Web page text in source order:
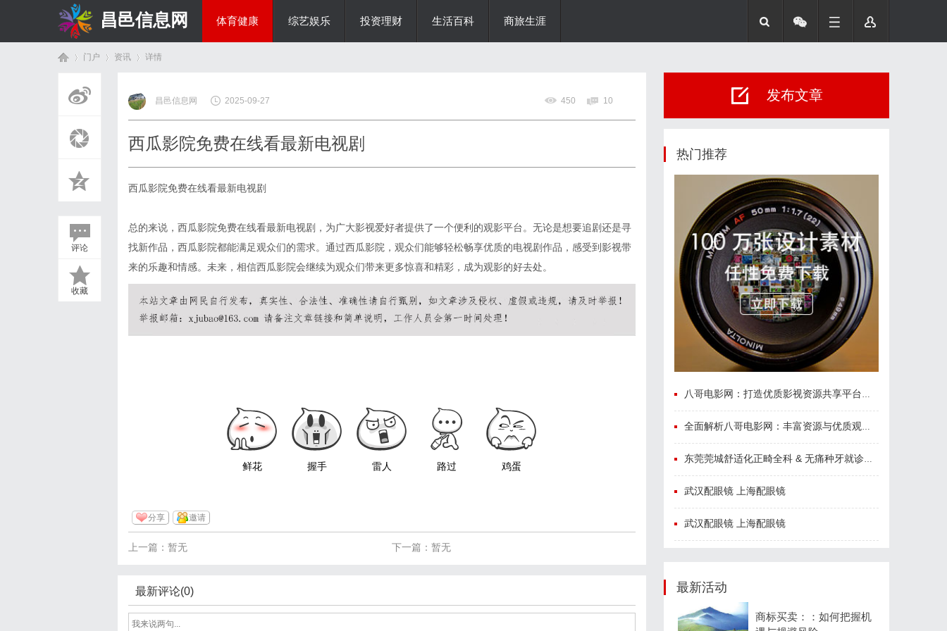
昌邑信息网 体育健康 综艺娱乐 投资理财 生活百科 商旅生涯
门户 资讯
›
详情
评论
收藏
昌邑信息网 2025-09-27 450 10
西瓜影院免费在线看最新电视剧
西瓜影院免费在线看最新电视剧
总的来说，西瓜影院免费在线看最新电视剧，为广大影视爱好者提供了一个便利的观影平台。无论是想要追剧还是寻
找新作品，西瓜影院都能满足观众们的需求。通过西瓜影院，观众们能够轻松畅享优质的电视剧作品，感受到影视带
来的乐趣和情感。未来，相信西瓜影院会继续为观众们带来更多惊喜和精彩，成为观影的好去处。
鲜花 握手 雷人 路过 鸡蛋
分享 邀请
下一篇：暂无
上一篇：暂无
最新评论(0)
发布文章
热门推荐
八哥电影网：打造优质影视资源共享平台的创新之路
全面解析八哥电影网：丰富资源与优质观影体验的终极指南
东莞莞城舒适化正畸全科 & 无痛种牙就诊避坑攻略
武汉配眼镜 上海配眼镜
武汉配眼镜 上海配眼镜
最新活动
商标买卖：：如何把握机